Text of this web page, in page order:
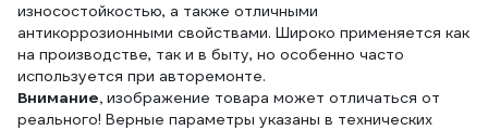
износостойкостью, а также отличными
антикоррозионными свойствами. Широко применяется как
на производстве, так и в быту, но особенно часто
используется при авторемонте.
Внимание, изображение товара может отличаться от
реального! Верные параметры указаны в технических